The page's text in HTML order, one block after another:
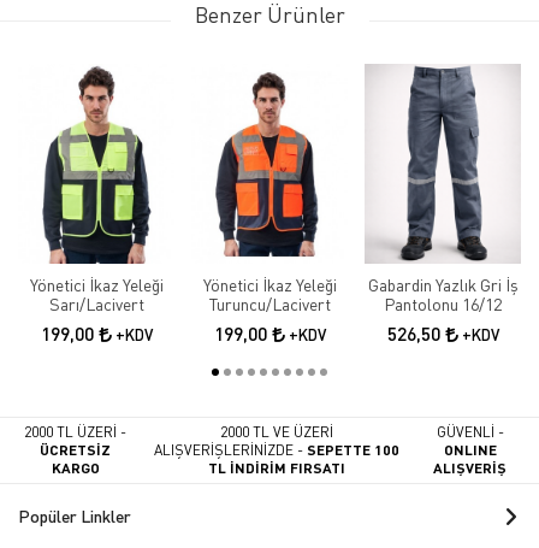
Benzer Ürünler
Yönetici İkaz Yeleği
Sarı/Lacivert
199,00 +KDV
Yönetici İkaz Yeleği
Turuncu/Lacivert
199,00 +KDV
Gabardin Yazlık Gri İş
Pantolonu 16/12
526,50 +KDV
2000 TL ÜZERİ -
ÜCRETSİZ
KARGO
2000 TL VE ÜZERİ
ALIŞVERİŞLERİNİZDE -SEPETTE 100
TL İNDİRİM FIRSATI
GÜVENLİ -
ONLINE
ALIŞVERİŞ
Popüler Linkler